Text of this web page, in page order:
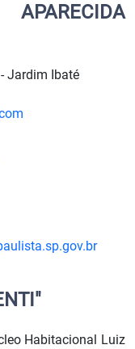
Jardim Ibaté
Habitacional Luiz